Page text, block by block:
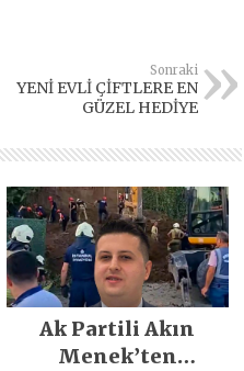
Sonraki
YENİ EVLİ ÇİFTLERE EN
GÜZEL HEDİYE
Ak Partili Akın
Menek’ten